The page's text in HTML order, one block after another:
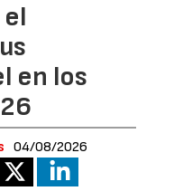
en los
04/08/2026